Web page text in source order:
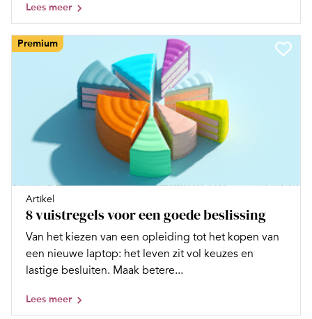
Lees meer
Premium
Artikel
8 vuistregels voor een goede beslissing
Van het kiezen van een opleiding tot het kopen van
een nieuwe laptop: het leven zit vol keuzes en
lastige besluiten. Maak betere...
Lees meer